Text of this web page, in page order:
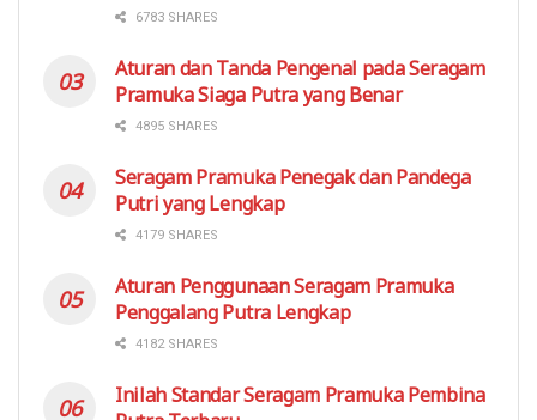
6783 SHARES
Aturan dan Tanda Pengenal pada Seragam
Pramuka Siaga Putra yang Benar
4895 SHARES
Seragam Pramuka Penegak dan Pandega
Putri yang Lengkap
4179 SHARES
Aturan Penggunaan Seragam Pramuka
Penggalang Putra Lengkap
4182 SHARES
Inilah Standar Seragam Pramuka Pembina